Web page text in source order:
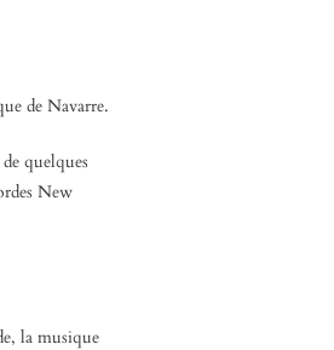
de Navarre.
quelques
New
la musique